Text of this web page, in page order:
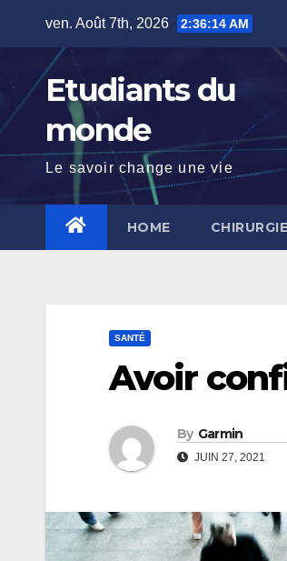
content
ven. Août 7th, 2026 2:36:15 AM
Etudiants du
monde
Le savoir change une vie
HOME
SANTÉ
Avoir
By Garmin
JUIN 27, 2021